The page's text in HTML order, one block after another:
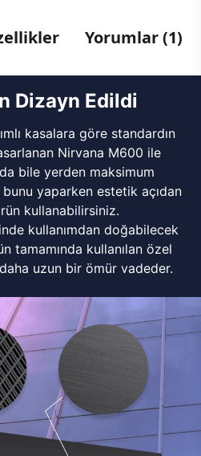
Yorumlar (1)
Dizayn Edildi
kasalara göre standardın
Nirvana M600 ile
bile yerden maksimum
yaparken estetik açıdan
kullanabilirsiniz.
kullanımdan doğabilecek
tamamında kullanılan özel
uzun bir ömür vadeder.